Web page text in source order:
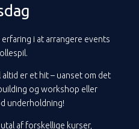
i at arrangere events
er et hit – uanset om det
og workshop eller
underholdning!
af forskellige kurser,